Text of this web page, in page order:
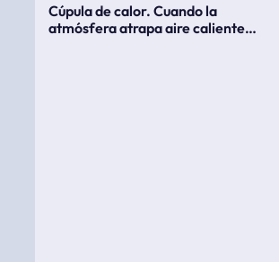
Cúpula de calor. Cuando la
atmósfera atrapa aire caliente